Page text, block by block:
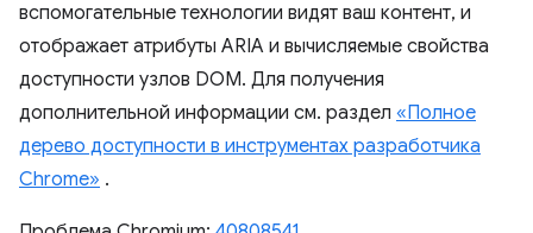
вспомогательные технологии видят ваш контент, и
отображает атрибуты ARIA и вычисляемые свойства
доступности узлов DOM. Для получения
дополнительной информации см. раздел «Полное
дерево доступности в инструментах разработчика
Chrome» .